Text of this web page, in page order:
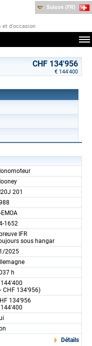
et d'occasion
Suisse (FR)
CHF 134'956
€ 144'400
201
EMOA
1652
IFR
sous hangar
2025
h
CHF 134'956)
134'956
Détails